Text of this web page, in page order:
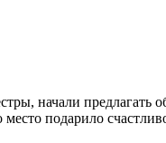
начали предлагать
подарило